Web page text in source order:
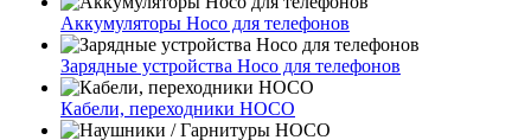
Аккумуляторы Hoco для телефонов
Зарядные устройства Hoco для телефонов
Кабели, переходники HOCO